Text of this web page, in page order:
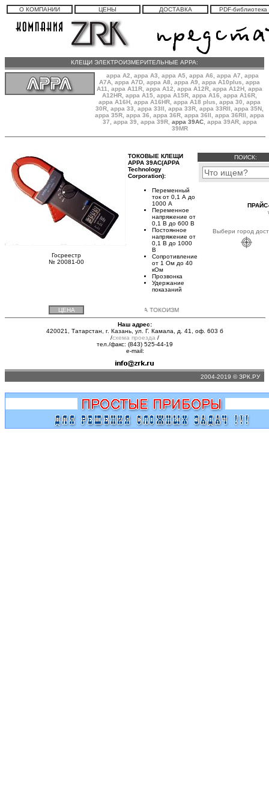
О КОМПАНИИ ЦЕНЫ ДОСТАВКА PDF-библиотека
КЛЕЩИ ЭЛЕКТРОИЗМЕРИТЕЛЬНЫЕ APPA:
appa A2
appa A3 appa A5, appa A6 appa A7
appa
A7A appa A7D appa A8 appa A9 appa A10plus
appa
A11
appa A11R appa A12 appa A12R appa A12H appa
A12HR appa A15 appa A15R appa A16 appa A16R
appa A16H appa A16HR , appa A18 plus, appa 30
appa
30R appa 33 appa 33II appa 33R appa 33RII appa 35N
appa 35R appa 36 appa 36R appa 36II appa 36RII
appa
37
appa 39 appa 39R, appa 39AC, appa 39AR, appa
39MR
Госреестр
№ 20081-00
ТОКОВЫЕ КЛЕЩИ
APPA 39AC(APPA
Technology
Corporation):
ПОИСК:
Выбери город
Переменный
ток от 0,1 А до
1000 А
Переменное
напряжение от
0,1 В до 600 В
Постоянное
напряжение от
0,1 В до 1000
В
Сопротивление
от 1 Ом до 40
кОм
Прозвонка
Удержание
показаний
ЦЕНА ДОСТАВКА ТОКОИЗМЕРИТЕЛЬНЫХ КЛЕЩЕЙ
Наш адрес:
420021, Татарстан, г. Казань, ул. Г. Камала, д. 41, оф. 603 б
/схема проезда /
тел./факс: (843) 525-44-19
e-mail:
2004-2019 © ЗРК.РУ